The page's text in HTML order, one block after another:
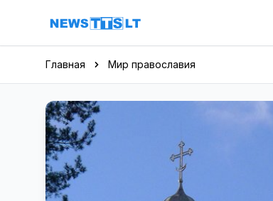
Перейти к содержимому
Главная Мир православия